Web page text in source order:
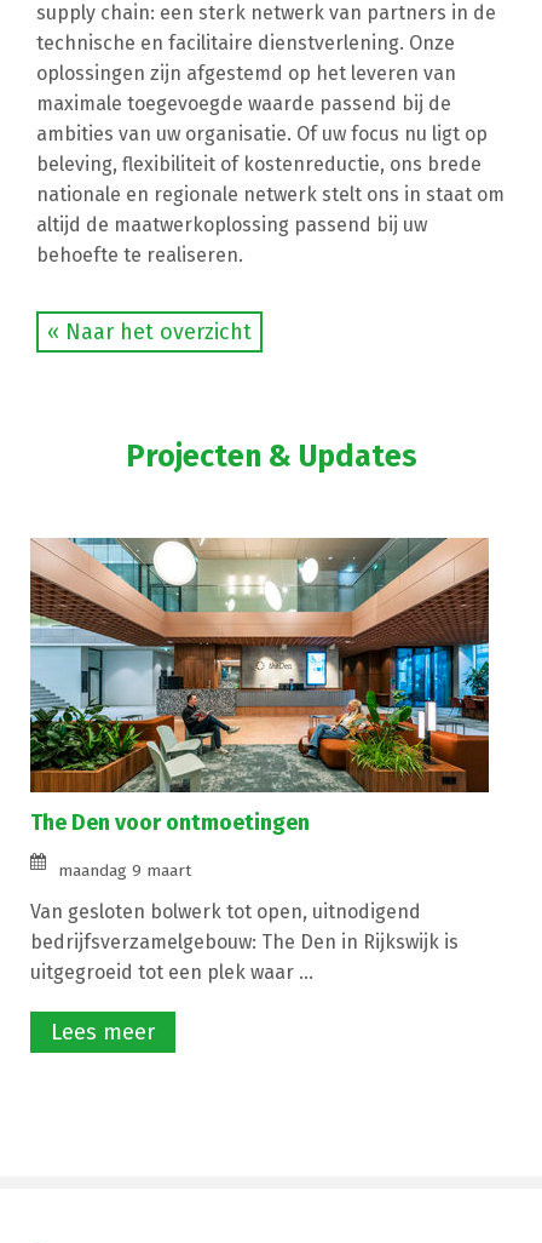
supply chain: een sterk netwerk van partners in de
technische en facilitaire dienstverlening. Onze
oplossingen zijn afgestemd op het leveren van
maximale toegevoegde waarde passend bij de
ambities van uw organisatie. Of uw focus nu ligt op
beleving, flexibiliteit of kostenreductie, ons brede
nationale en regionale netwerk stelt ons in staat om
altijd de maatwerkoplossing passend bij uw
behoefte te realiseren.
« Naar het overzicht
Projecten & Updates
The Den voor ontmoetingen
maandag 9 maart
Van gesloten bolwerk tot open, uitnodigend
bedrijfsverzamelgebouw: The Den in Rijkswijk is
uitgegroeid tot een plek waar ...
Lees meer